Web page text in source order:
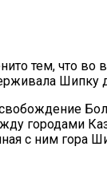
тем, что во
Шипку
городами
с ним гора